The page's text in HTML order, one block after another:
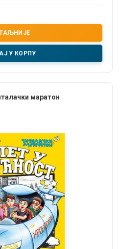
У КОРПУ
маратон